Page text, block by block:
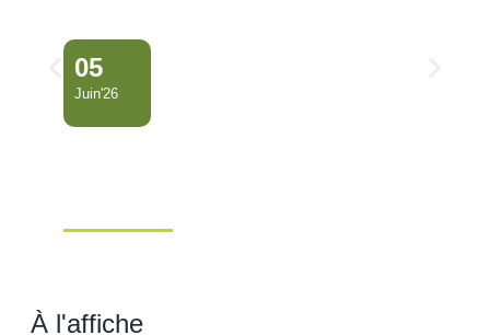
05
Juin'26
À l'affiche